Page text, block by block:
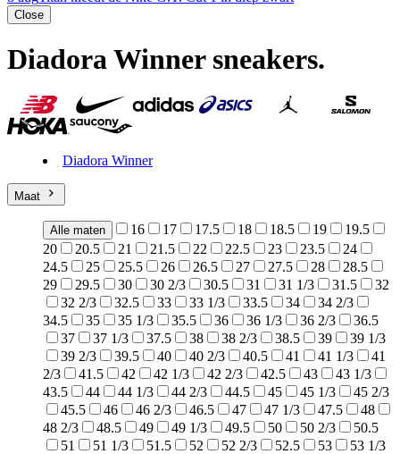
Close
Diadora Winner sneakers.
Diadora Winner
Maat
Alle maten 16 17 17.5 18 18.5 19
19.5
20
20.5 21 21.5 22 22.5 23 23.5
24
24.5
25 25.5 26 26.5 27 27.5 28
28.5
29
29.5 30 30 2/3 30.5 31 31 1/3 31.5
32
32 2/3
32.5 33 33 1/3 33.5 34
34 2/3
34.5
35 35 1/3 35.5 36 36 1/3 36 2/3
36.5
37
37 1/3 37.5 38 38 2/3 38.5 39
39 1/3
39 2/3
39.5 40 40 2/3 40.5 41 41 1/3
41
2/3
41.5 42 42 1/3 42 2/3 42.5 43
43 1/3
43.5
44 44 1/3 44 2/3 44.5 45 45 1/3
45 2/3
45.5
46 46 2/3 46.5 47 47 1/3 47.5
48
48 2/3
48.5 49 49 1/3 49.5 50 50 2/3
50.5
51
51 1/3 51.5 52 52 2/3 52.5 53
53 1/3